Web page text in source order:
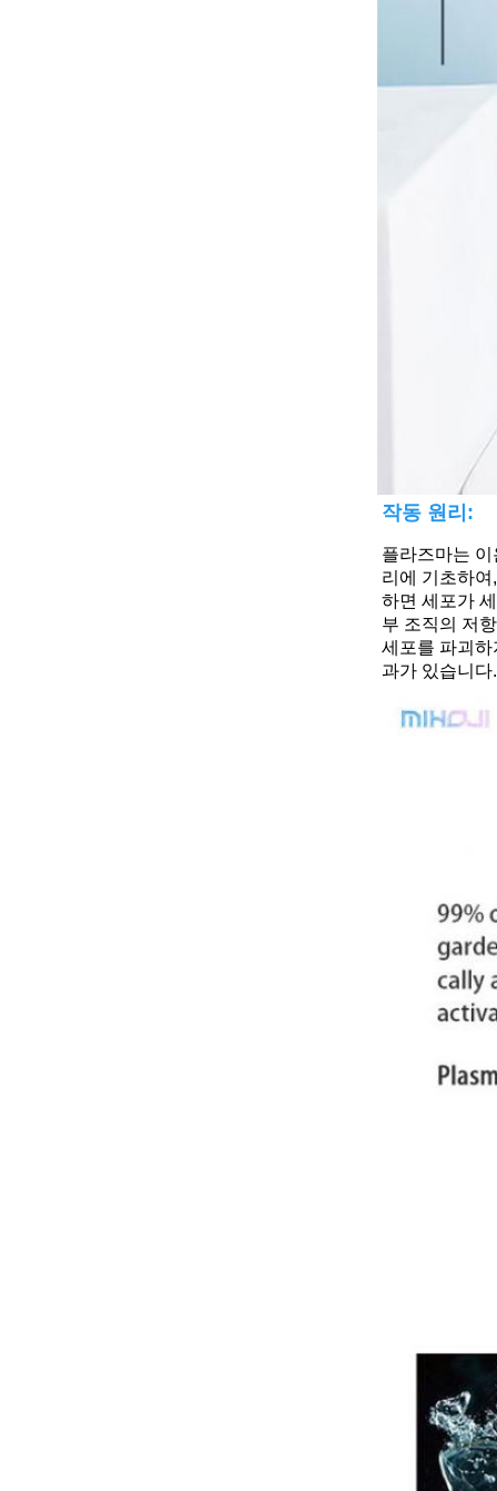
작동 원리:
플라즈마는
리에 기초하
하면 세포가
부 조직의 저
세포를 파괴
과가 있습니다.